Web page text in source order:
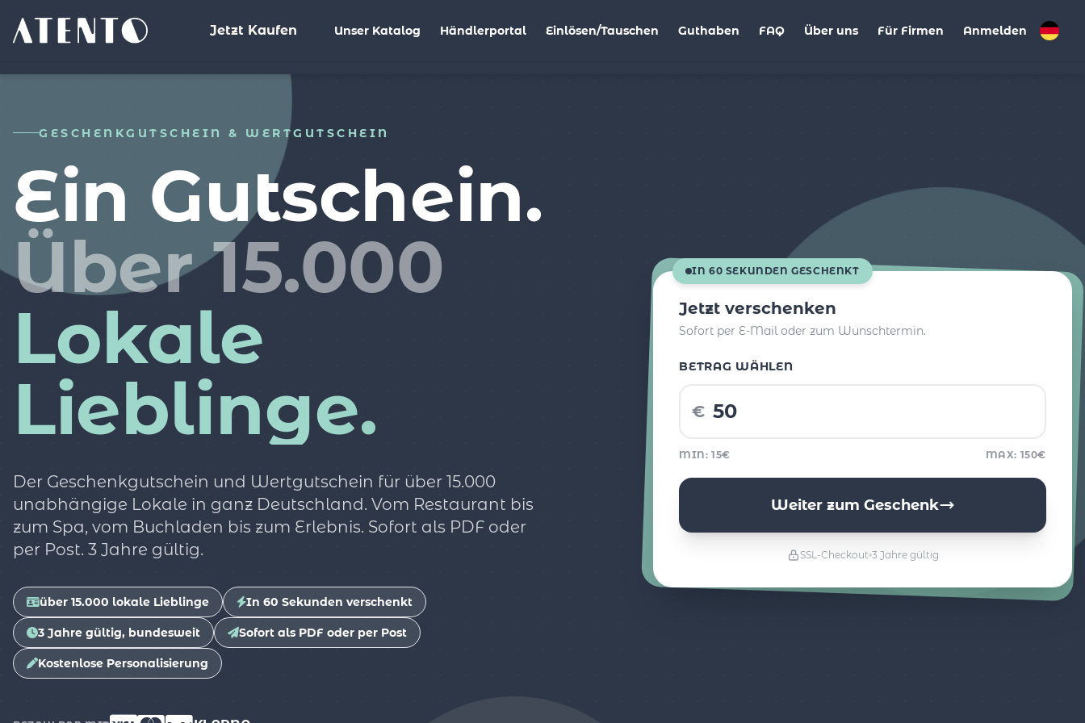
Jetzt Kaufen Unser Katalog Händlerportal Einlösen/Tauschen Guthaben FAQ Über uns Für Firmen Anmelden
GESCHENKGUTSCHEIN & WERTGUTSCHEIN
Ein Gutschein.
Über 15.000
Lokale
Lieblinge.
Der Geschenkgutschein und Wertgutschein für über 15.000
unabhängige Lokale in ganz Deutschland. Vom Restaurant bis
zum Spa, vom Buchladen bis zum Erlebnis. Sofort als PDF oder
per Post. 3 Jahre gültig.
über 15.000 lokale Lieblinge In 60 Sekunden verschenkt
3 Jahre gültig, bundesweit Sofort als PDF oder per Post
Kostenlose Personalisierung
IN 60 SEKUNDEN GESCHENKT
Jetzt verschenken
Sofort per E-Mail oder zum Wunschtermin.
BETRAG WÄHLEN
€
MIN: 15€ MAX: 150€
Weiter zum Geschenk
SSL-Checkout 3 Jahre gültig